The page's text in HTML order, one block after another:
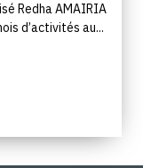
Redha AMAIRIA
d’activités au...